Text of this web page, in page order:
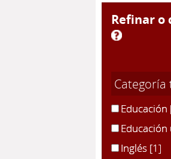
refinar
Educación
Inglés [1]